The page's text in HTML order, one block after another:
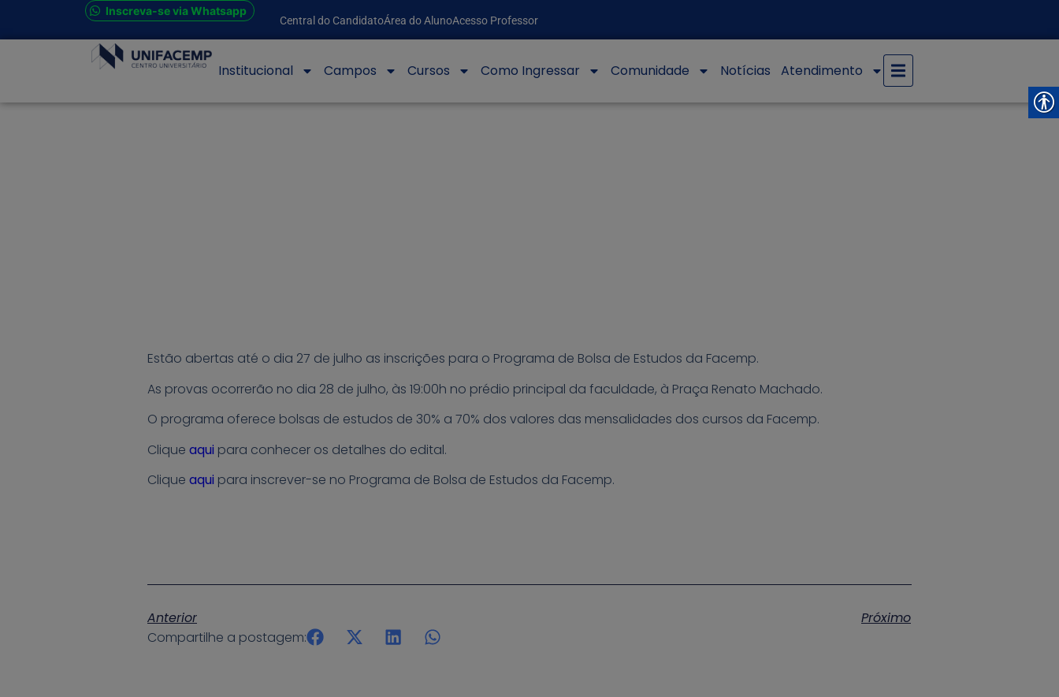
Inscreva-se via Whatsapp
Central do CandidatoÁrea do AlunoAcesso Professor
Institucional Campos Cursos Como Ingressar Comunidade Notícias Atendimento
Estão abertas até o dia 27 de julho as inscrições para o Programa de Bolsa de Estudos da Facemp.
As provas ocorrerão no dia 28 de julho, às 19:00h no prédio principal da faculdade, à Praça Renato Machado.
O programa oferece bolsas de estudos de 30% a 70% dos valores das mensalidades dos cursos da Facemp.
Clique aqui para conhecer os detalhes do edital.
Clique aqui para inscrever-se no Programa de Bolsa de Estudos da Facemp.
Anterior
Próximo
Compartilhe a postagem: